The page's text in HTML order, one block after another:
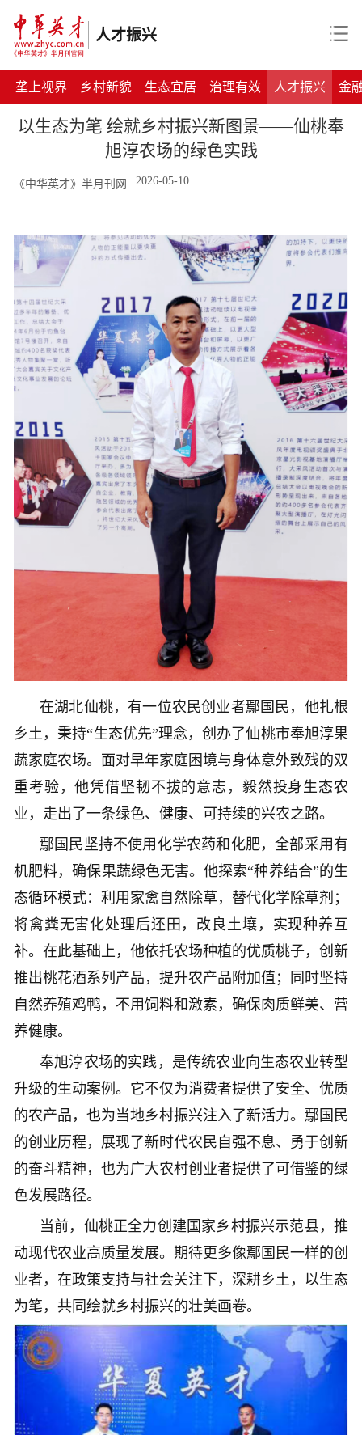
人才振兴
垄上视界 乡村新貌 生态宜居 治理有效 人才振兴 金
以生态为笔 绘就乡村振兴新图景——仙桃奉
旭淳农场的绿色实践
《中华英才》半月刊网 2026-05-10
在湖北仙桃，有一位农民创业者鄢国民，他扎根
乡土，秉持“生态优先”理念，创办了仙桃市奉旭淳果
蔬家庭农场。面对早年家庭困境与身体意外致残的双
重考验，他凭借坚韧不拔的意志，毅然投身生态农
业，走出了一条绿色、健康、可持续的兴农之路。
鄢国民坚持不使用化学农药和化肥，全部采用有
机肥料，确保果蔬绿色无害。他探索“种养结合”的生
态循环模式：利用家禽自然除草，替代化学除草剂；
将禽粪无害化处理后还田，改良土壤，实现种养互
补。在此基础上，他依托农场种植的优质桃子，创新
推出桃花酒系列产品，提升农产品附加值；同时坚持
自然养殖鸡鸭，不用饲料和激素，确保肉质鲜美、营
养健康。
奉旭淳农场的实践，是传统农业向生态农业转型
升级的生动案例。它不仅为消费者提供了安全、优质
的农产品，也为当地乡村振兴注入了新活力。鄢国民
的创业历程，展现了新时代农民自强不息、勇于创新
的奋斗精神，也为广大农村创业者提供了可借鉴的绿
色发展路径。
当前，仙桃正全力创建国家乡村振兴示范县，推
动现代农业高质量发展。期待更多像鄢国民一样的创
业者，在政策支持与社会关注下，深耕乡土，以生态
为笔，共同绘就乡村振兴的壮美画卷。